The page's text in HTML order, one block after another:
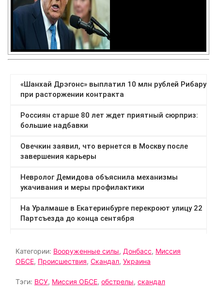
Категории: Вооруженные силы, Донбасс, Миссия
ОБСЕ, Происшествия, Скандал, Украина
Тэги: ВСУ, Миссия ОБСЕ, обстрелы, скандал